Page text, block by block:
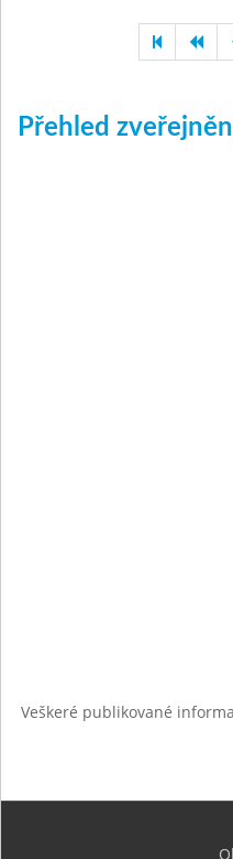
Přehled
Veškeré publikované